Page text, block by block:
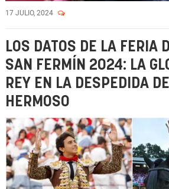
17 JULIO, 2024
LOS DATOS DE LA FERIA
SAN FERMÍN 2024: LA
REY EN LA DESPEDIDA
HERMOSO